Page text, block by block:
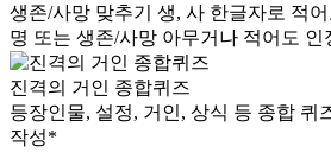
생존/사망 맞추기 생, 사 한글자로 적
명 또는 생존/사망 아무거나 적어도 인
진격의 거인 종합퀴즈
등장인물, 설정, 거인, 상식 등 종합 퀴
작성*